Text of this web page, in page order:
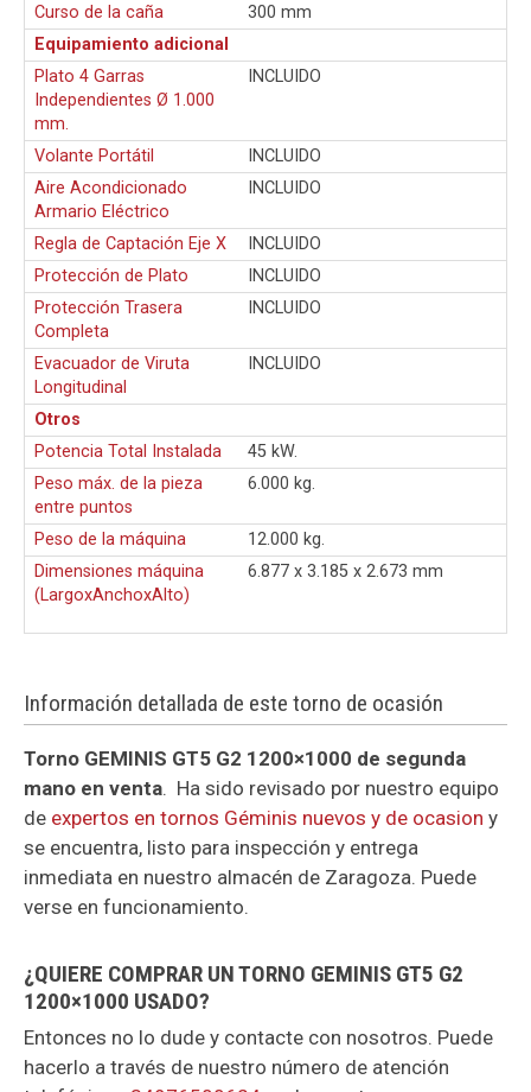
Curso de la caña
300 mm
Equipamiento adicional
Plato 4 Garras
Independientes Ø 1.000
mm.
INCLUIDO
Volante Portátil
INCLUIDO
Aire Acondicionado
Armario Eléctrico
INCLUIDO
Regla de Captación Eje X
INCLUIDO
Protección de Plato
INCLUIDO
Protección Trasera
Completa
INCLUIDO
Evacuador de Viruta
Longitudinal
INCLUIDO
Otros
Potencia Total Instalada
45 kW.
Peso máx. de la pieza
entre puntos
6.000 kg.
Peso de la máquina
12.000 kg.
Dimensiones máquina
(LargoxAnchoxAlto)
6.877 x 3.185 x 2.673 mm
Información detallada de este torno de ocasión
Torno GEMINIS GT5 G2 1200×1000 de segunda
mano en venta. Ha sido revisado por nuestro equipo
de expertos en tornos Géminis nuevos y de ocasion y
se encuentra, listo para inspección y entrega
inmediata en nuestro almacén de Zaragoza. Puede
verse en funcionamiento.
¿QUIERE COMPRAR UN TORNO GEMINIS GT5 G2
1200×1000 USADO?
Entonces no lo dude y contacte con nosotros. Puede
hacerlo a través de nuestro número de atención